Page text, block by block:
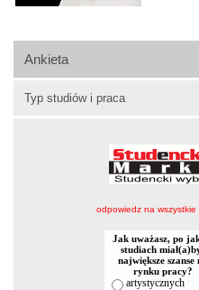
Ankieta
Typ studiów i praca
odpowiedz na wszystkie